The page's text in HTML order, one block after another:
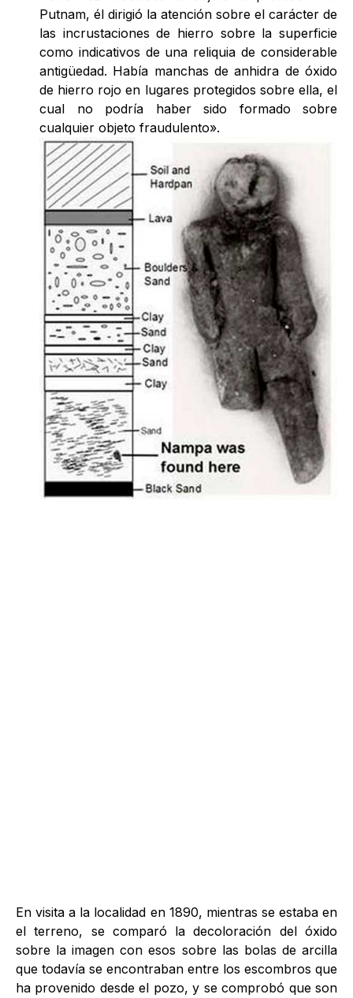
Putnam, él dirigió la atención sobre el carácter de
las incrustaciones de hierro sobre la superficie
como indicativos de una reliquia de considerable
antigüedad. Había manchas de anhidra de óxido
de hierro rojo en lugares protegidos sobre ella, el
cual no podría haber sido formado sobre
cualquier objeto fraudulento».
En visita a la localidad en 1890, mientras se estaba en
el terreno, se comparó la decoloración del óxido
sobre la imagen con esos sobre las bolas de arcilla
que todavía se encontraban entre los escombros que
ha provenido desde el pozo, y se comprobó que son